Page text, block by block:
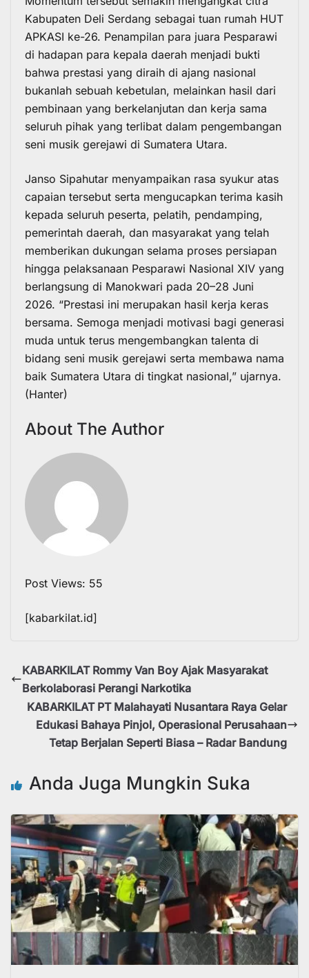
Kabupaten Deli Serdang sebagai tuan rumah HUT
APKASI ke-26. Penampilan para juara Pesparawi
di hadapan para kepala daerah menjadi bukti
bahwa prestasi yang diraih di ajang nasional
bukanlah sebuah kebetulan, melainkan hasil dari
pembinaan yang berkelanjutan dan kerja sama
seluruh pihak yang terlibat dalam pengembangan
seni musik gerejawi di Sumatera Utara.
Janso Sipahutar menyampaikan rasa syukur atas
capaian tersebut serta mengucapkan terima kasih
kepada seluruh peserta, pelatih, pendamping,
pemerintah daerah, dan masyarakat yang telah
memberikan dukungan selama proses persiapan
hingga pelaksanaan Pesparawi Nasional XIV yang
berlangsung di Manokwari pada 20–28 Juni
2026. “Prestasi ini merupakan hasil kerja keras
bersama. Semoga menjadi motivasi bagi generasi
muda untuk terus mengembangkan talenta di
bidang seni musik gerejawi serta membawa nama
baik Sumatera Utara di tingkat nasional,” ujarnya.
(Hanter)
About The Author
Post Views: 55
Post
[kabarkilat.id]
KABARKILAT Rommy Van Boy Ajak Masyarakat
Berkolaborasi Perangi Narkotika
KABARKILAT PT Malahayati Nusantara Raya Gelar
Edukasi Bahaya Pinjol, Operasional Perusahaan
Tetap Berjalan Seperti Biasa – Radar Bandung
Anda Juga Mungkin Suka